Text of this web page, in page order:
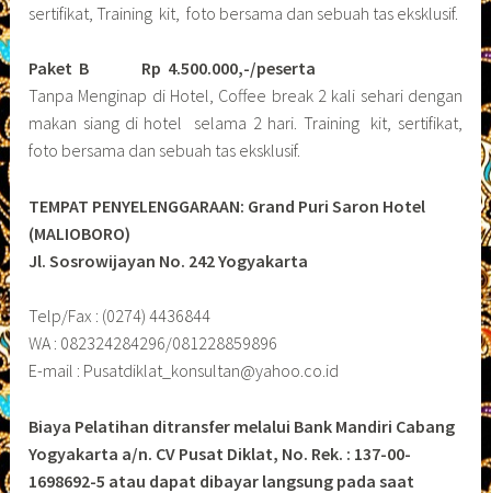
sertifikat, Training kit, foto bersama dan sebuah tas eksklusif.
Paket B
Rp 4.500.000,-/peserta
Tanpa Menginap di Hotel, Coffee break 2 kali sehari dengan
makan siang di hotel selama 2 hari. Training kit, sertifikat,
foto bersama dan sebuah tas eksklusif.
TEMPAT PENYELENGGARAAN: Grand Puri Saron Hotel
(MALIOBORO)
Jl. Sosrowijayan No. 242 Yogyakarta
Telp/Fax : (0274) 4436844
WA : 082324284296/081228859896
E-mail : Pusatdiklat_konsultan@yahoo.co.id
Biaya Pelatihan ditransfer melalui Bank Mandiri Cabang
Yogyakarta a/n. CV Pusat Diklat, No. Rek. : 137-00-
1698692-5 atau dapat dibayar langsung pada saat